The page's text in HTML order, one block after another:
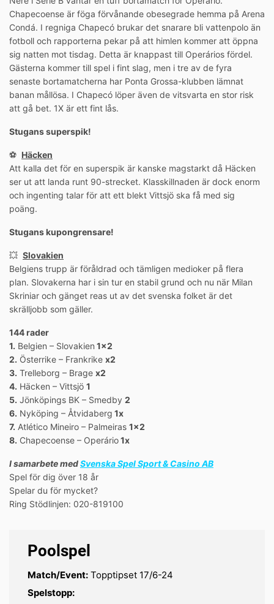
Poolspel
Match/Event: Topptipset 17/6-24
Spelstopp:
Chapecoense är föga förvånande obesegrade hemma på Arena
Condá. I regniga Chapecó brukar det snarare bli vattenpolo än
fotboll och rapporterna pekar på att himlen kommer att öppna
sig natten mot tisdag. Detta är knappast till Operários fördel.
Gästerna kommer till spel i fint slag, men i tre av de fyra
senaste bortamatcherna har Ponta Grossa-klubben lämnat
banan mållösa. I Chapecó löper även de vitsvarta en stor risk
att gå bet. 1X är ett fint lås.
Stugans superspik!
⚽️ Häcken
Att kalla det för en superspik är kanske magstarkt då Häcken
ser ut att landa runt 90-strecket. Klasskillnaden är dock enorm
och ingenting talar för att ett blekt Vittsjö ska få med sig
poäng.
Stugans kupongrensare!
💥 Slovakien
Belgiens trupp är föråldrad och tämligen medioker på flera
plan. Slovakerna har i sin tur en stabil grund och nu när Milan
Skriniar och gänget reas ut av det svenska folket är det
skrälljobb som gäller.
144 rader
1. Belgien – Slovakien 1×2
2. Österrike – Frankrike x2
3. Trelleborg – Brage x2
4. Häcken – Vittsjö 1
5. Jönköpings BK – Smedby 2
6. Nyköping – Åtvidaberg 1x
7. Atlético Mineiro – Palmeiras 1×2
8. Chapecoense – Operário1x
I samarbete medSvenska Spel Sport & Casino AB
Spel för dig över 18 år
Spelar du för mycket?
Ring Stödlinjen: 020-819100